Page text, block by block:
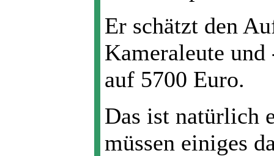
Er schätzt den
Kameraleute
auf 5700 Euro.
Das ist natürlich
müssen einiges